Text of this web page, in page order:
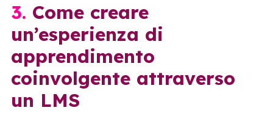
3. Come creare
un’esperienza di
apprendimento
coinvolgente attraverso
un LMS